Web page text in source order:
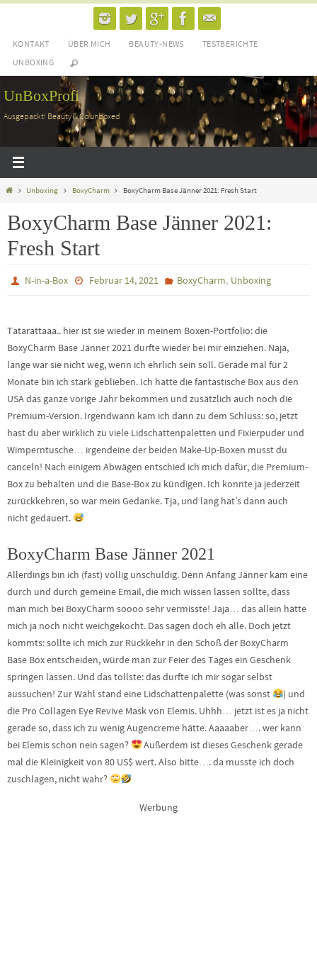
springen
KONTAKT ÜBER MICH BEAUTY-NEWS
TESTBERICHTE
UNBOXING
UnBoxProfi
Ausgepackt! Beauty & Co unboxed
HomeUnboxing BoxyCharm BoxyCharm Base Jänner 2021: Fresh Start
BoxyCharm Base Jänner 2021:
Fresh Start
N-in-a-Box Februar 14, 2021 BoxyCharm, Unboxing
Tatarattaaa.. hier ist sie wieder in meinem Boxen-Portfolio: die
BoxyCharm Base Jänner 2021 durfte wieder bei mir einziehen. Naja,
lange war sie nicht weg, wenn ich ehrlich sein soll. Gerade mal für 2
Monate bin ich stark geblieben. Ich hatte die fantastische Box aus den
USA das ganze vorige Jahr bekommen und zusätzlich auch noch die
Premium-Version. Irgendwann kam ich dann zu dem Schluss: so, jetzt
hast du aber wirklich zu viele Lidschattenpaletten und Fixierpuder und
Wimperntusche… irgendeine der beiden Make-Up-Boxen musst du
canceln! Nach einigem Abwägen entschied ich mich dafür, die Premium-
Box zu behalten und die Base-Box zu kündigen. Ich konnte ja jederzeit
zurückkehren, so war mein Gedanke. Tja, und lang hat’s dann auch
nicht gedauert.
BoxyCharm Base Jänner 2021
Allerdings bin ich (fast) völlig unschuldig. Denn Anfang Jänner kam eine
durch und durch gemeine Email, die mich wissen lassen sollte, dass
man mich bei BoxyCharm soooo sehr vermisste! Jaja… das allein hätte
mich ja noch nicht weichgekocht. Das sagen doch eh alle. Doch jetzt
kommts: sollte ich mich zur Rückkehr in den Schoß der BoxyCharm
Base Box entscheiden, würde man zur Feier des Tages ein Geschenk
springen lassen. Und das tollste: das durfte ich mir sogar selbst
aussuchen! Zur Wahl stand eine Lidschattenpalette (was sonst
) und
die Pro Collagen Eye Revive Mask von Elemis. Uhhh… jetzt ist es ja nicht
gerade so, dass ich zu wenig Augencreme hätte. Aaaaaber…. wer kann
bei Elemis schon nein sagen?
Außerdem ist dieses Geschenk gerade
mal die Kleinigkeit von 80 US$ wert. Also bitte…. da musste ich doch
zuschlagen, nicht wahr?
Werbung